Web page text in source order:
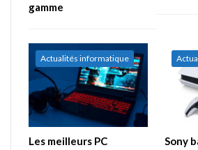
gamme
Actualités informatique
Les meilleurs PC
Sony